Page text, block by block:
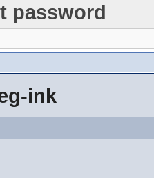
password
ink